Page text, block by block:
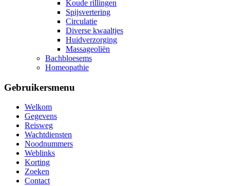
Koude rillingen
Spijsvertering
Circulatie
Diverse kwaaltjes
Huidverzorging
Massageoliën
Bachbloesems
Homeopathie
Gebruikersmenu
Welkom
Gegevens
Reisweg
Wachtdiensten
Noodnummers
Weblinks
Korting
Zoeken
Contact